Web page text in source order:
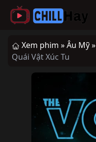
Xem phim »Âu Mỹ »
Quái Vật Xúc Tu